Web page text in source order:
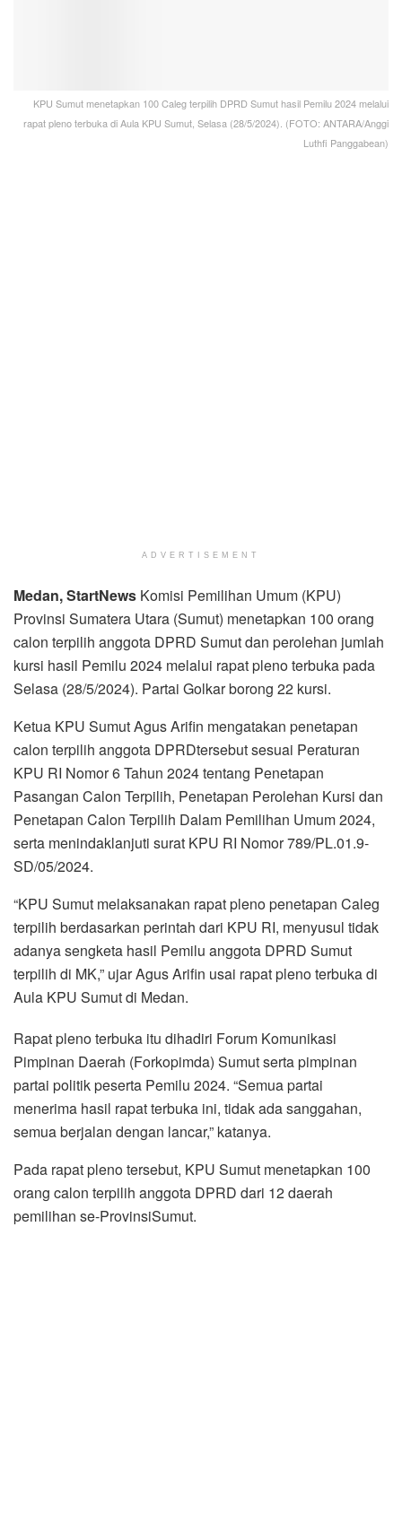
KPU Sumut menetapkan 100 Caleg terpilih DPRD Sumut hasil Pemilu 2024 melalui
rapat pleno terbuka di Aula KPU Sumut, Selasa (28/5/2024). (FOTO: ANTARA/Anggi
Luthfi Panggabean)
ADVERTISEMENT
Medan, StartNews Komisi Pemilihan Umum (KPU)
Provinsi Sumatera Utara (Sumut) menetapkan 100 orang
calon terpilih anggota DPRD Sumut dan perolehan jumlah
kursi hasil Pemilu 2024 melalui rapat pleno terbuka pada
Selasa (28/5/2024). Partai Golkar borong 22 kursi.
Ketua KPU Sumut Agus Arifin mengatakan penetapan
calon terpilih anggota DPRDtersebut sesuai Peraturan
KPU RI Nomor 6 Tahun 2024 tentang Penetapan
Pasangan Calon Terpilih, Penetapan Perolehan Kursi dan
Penetapan Calon Terpilih Dalam Pemilihan Umum 2024,
serta menindaklanjuti surat KPU RI Nomor 789/PL.01.9-
SD/05/2024.
“KPU Sumut melaksanakan rapat pleno penetapan Caleg
terpilih berdasarkan perintah dari KPU RI, menyusul tidak
adanya sengketa hasil Pemilu anggota DPRD Sumut
terpilih di MK,” ujar Agus Arifin usai rapat pleno terbuka di
Aula KPU Sumut di Medan.
Rapat pleno terbuka itu dihadiri Forum Komunikasi
Pimpinan Daerah (Forkopimda) Sumut serta pimpinan
partai politik peserta Pemilu 2024. “Semua partai
menerima hasil rapat terbuka ini, tidak ada sanggahan,
semua berjalan dengan lancar,” katanya.
Pada rapat pleno tersebut, KPU Sumut menetapkan 100
orang calon terpilih anggota DPRD dari 12 daerah
pemilihan se-ProvinsiSumut.